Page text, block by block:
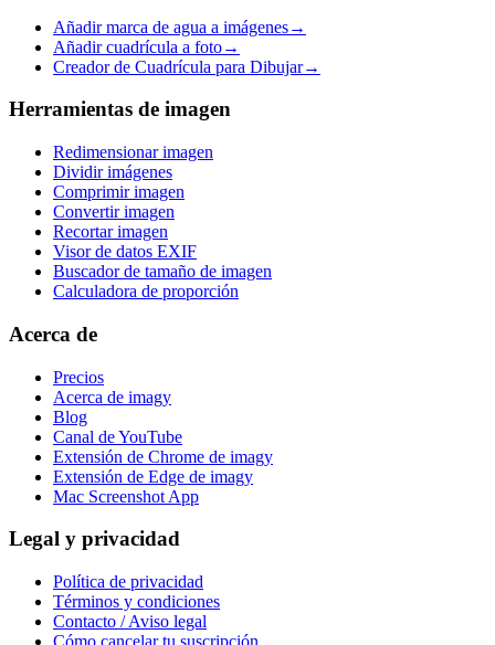
Añadir marca de agua a imágenes→
Añadir cuadrícula a foto→
Creador de Cuadrícula para Dibujar→
Herramientas de imagen
Redimensionar imagen
Dividir imágenes
Comprimir imagen
Convertir imagen
Recortar imagen
Visor de datos EXIF
Buscador de tamaño de imagen
Calculadora de proporción
Acerca de
Precios
Acerca de imagy
Blog
Canal de YouTube
Extensión de Chrome de imagy
Extensión de Edge de imagy
Mac Screenshot App
Legal y privacidad
Política de privacidad
Términos y condiciones
Contacto / Aviso legal
Cómo cancelar tu suscripción